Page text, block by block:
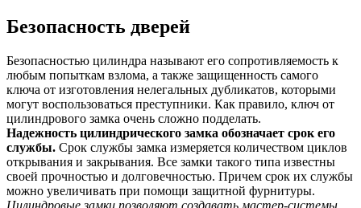
Безопасность дверей
Безопасностью цилиндра называют его сопротивляемость к
любым попыткам взлома, а также защищенность самого
ключа от изготовления нелегальных дубликатов, которыми
могут воспользоваться преступники. Как правило, ключ от
цилиндрового замка очень сложно подделать.
Надежность цилиндрического замка обозначает срок его
службы. Срок службы замка измеряется количеством циклов
открывания и закрывания. Все замки такого типа известны
своей прочностью и долговечностью. Причем срок их службы
можно увеличивать при помощи защитной фурнитуры.
Цилиндровые замки позволяют создавать мастер-системы.